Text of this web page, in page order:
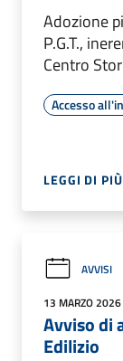
Adozione
P.G.T.,
Centro
Accesso
LEGGI DI PIÙ
AVVISI
13 MARZO 2026
Avviso di
Edilizio